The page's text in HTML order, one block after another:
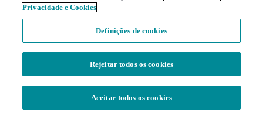
Privacidade e Cookies
Definições de cookies
Rejeitar todos os cookies
Aceitar todos os cookies